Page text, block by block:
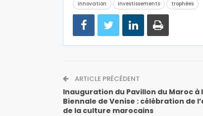
innovation
investissements trophées
ARTICLE PRÉCÉDENT
Inauguration du Pavillon du Maroc à
Biennale de Venise : célébration de
de la culture marocains